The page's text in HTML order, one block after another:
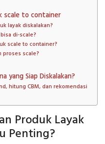
scale to container
layak diskalakan?
di-scale?
scale to container?
proses scale?
yang Siap Diskalakan?
hitung CBM, dan rekomendasi
Produk Layak
Penting?